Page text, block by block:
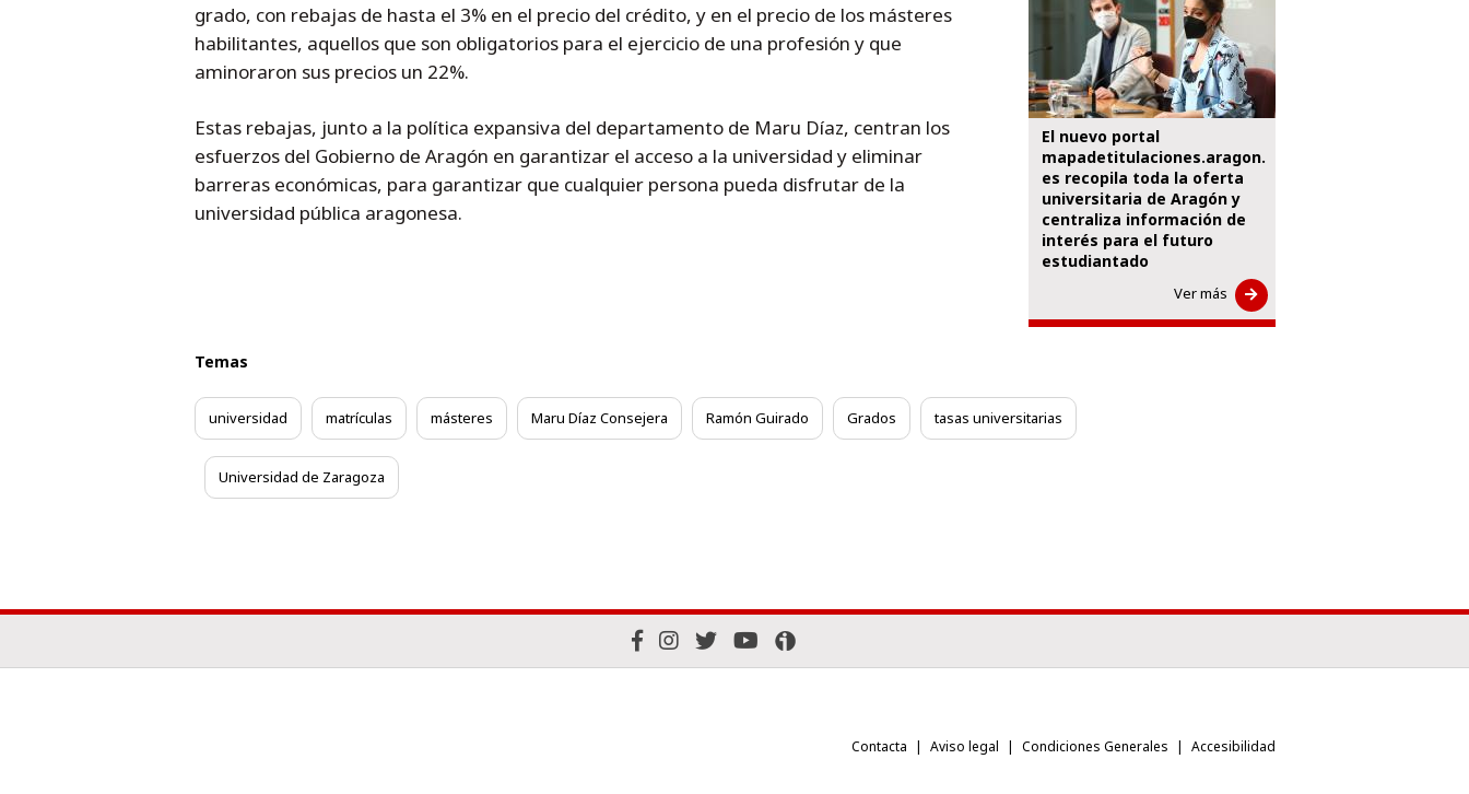
grado, con rebajas de hasta el 3% en el precio del crédito, y en el precio de los másteres
habilitantes, aquellos que son obligatorios para el ejercicio de una profesión y que
aminoraron sus precios un 22%.
El nuevo portal
mapadetitulaciones.aragon.
es recopila toda la oferta
universitaria de Aragón y
centraliza información de
interés para el futuro
estudiantado
Ver más
Estas rebajas, junto a la política expansiva del departamento de Maru Díaz, centran los
esfuerzos del Gobierno de Aragón en garantizar el acceso a la universidad y eliminar
barreras económicas, para garantizar que cualquier persona pueda disfrutar de la
universidad pública aragonesa.
Temas
universidad matrículas másteres Maru Díaz Consejera Ramón Guirado Grados tasas universitarias
Universidad de Zaragoza
Contacta Aviso legal Condiciones Generales Accesibilidad